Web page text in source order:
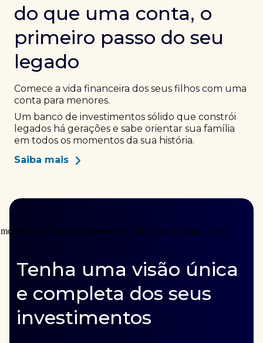
do que uma conta, o
primeiro passo do seu
legado
Comece a vida financeira dos seus filhos com uma
conta para menores.
Um banco de investimentos sólido que constrói
legados há gerações e sabe orientar sua família
em todos os momentos da sua história.
Saiba mais
Tenha uma visão única
e completa dos seus
investimentos